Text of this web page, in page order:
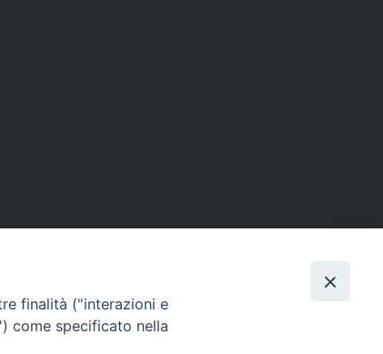
finalità ("interazioni e
come specificato nella